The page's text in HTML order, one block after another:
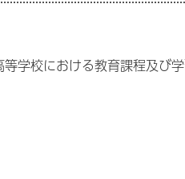
学校における教育課程及び